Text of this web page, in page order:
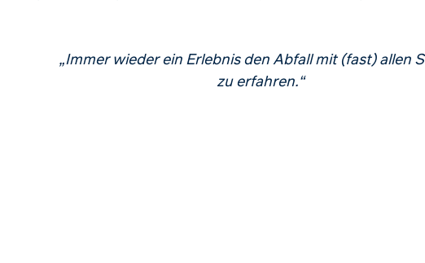
„Immer wieder ein Erlebnis den Abfall mit (fast) allen
zu erfahren.“